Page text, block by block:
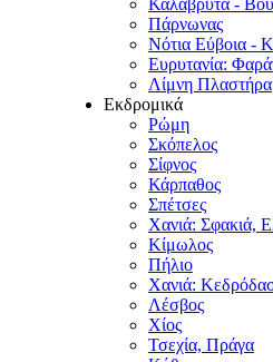
Καλάβρυτα -
Πάρνωνας
Νότια Εύβοια -
Ευρυτανία:
Λίμνη Πλαστήρα
Εκδρομικά
Ρώμη
Σκόπελος
Σίφνος
Κάρπαθος
Σπέτσες
Χανιά: Σφακιά,
Κίμωλος
Πήλιο
Χανιά:
Λέσβος
Χίος
Τσεχία, Πράγα